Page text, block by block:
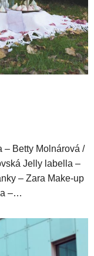
– Betty Molnárová /
Jelly labella –
– Zara Make-up
–…